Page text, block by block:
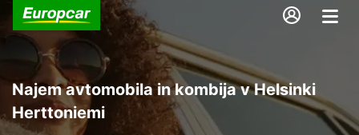
Najem avtomobila in kombija v Helsinki
Herttoniemi